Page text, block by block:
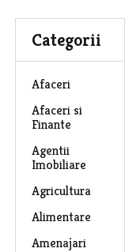
Categorii
Afaceri
Afaceri si
Finante
Agentii
Imobiliare
Agricultura
Alimentare
Amenajari